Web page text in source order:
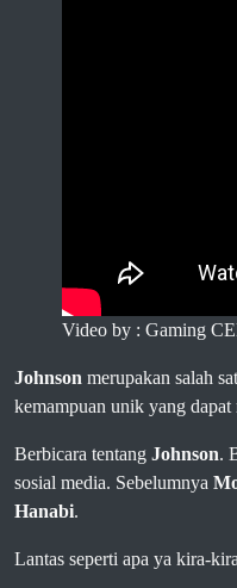
Video by : Gaming
Johnson merupakan salah
kemampuan unik yang
Berbicara tentang Johnson.
sosial media. Sebelumnya
Hanabi.
Lantas seperti apa ya kira-